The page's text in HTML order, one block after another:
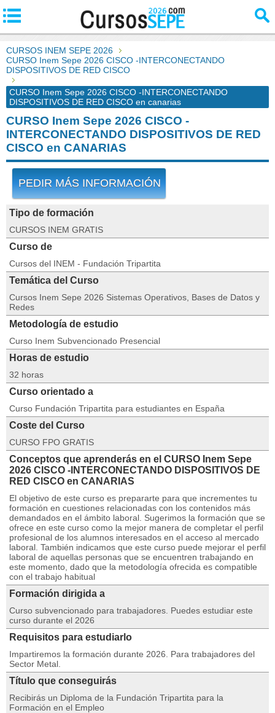
CURSOS INEM SEPE 2026
CURSO Inem Sepe 2026 CISCO -INTERCONECTANDO
DISPOSITIVOS DE RED CISCO
CURSO Inem Sepe 2026 CISCO -INTERCONECTANDO
DISPOSITIVOS DE RED CISCO en canarias
CURSO Inem Sepe 2026 CISCO -
INTERCONECTANDO DISPOSITIVOS DE RED
CISCO en CANARIAS
PEDIR MÁS INFORMACIÓN
Tipo de formación
CURSOS INEM GRATIS
Curso de
Cursos del INEM - Fundación Tripartita
Temática del Curso
Cursos Inem Sepe 2026 Sistemas Operativos, Bases de Datos y
Redes
Metodología de estudio
Curso Inem Subvencionado Presencial
Horas de estudio
32 horas
Curso orientado a
Curso Fundación Tripartita para estudiantes en España
Coste del Curso
CURSO FPO GRATIS
Conceptos que aprenderás en el CURSO Inem Sepe
2026 CISCO -INTERCONECTANDO DISPOSITIVOS DE
RED CISCO en CANARIAS
El objetivo de este curso es prepararte para que incrementes tu
formación en cuestiones relacionadas con los contenidos más
demandados en el ámbito laboral. Sugerimos la formación que se
ofrece en este curso como la mejor manera de completar el perfil
profesional de los alumnos interesados en el acceso al mercado
laboral. También indicamos que este curso puede mejorar el perfil
laboral de aquellas personas que se encuentren trabajando en
este momento, dado que la metodología ofrecida es compatible
con el trabajo habitual
Formación dirigida a
Curso subvencionado para trabajadores. Puedes estudiar este
curso durante el 2026
Requisitos para estudiarlo
Impartiremos la formación durante 2026. Para trabajadores del
Sector Metal.
Título que conseguirás
Recibirás un Diploma de la Fundación Tripartita para la
Formación en el Empleo